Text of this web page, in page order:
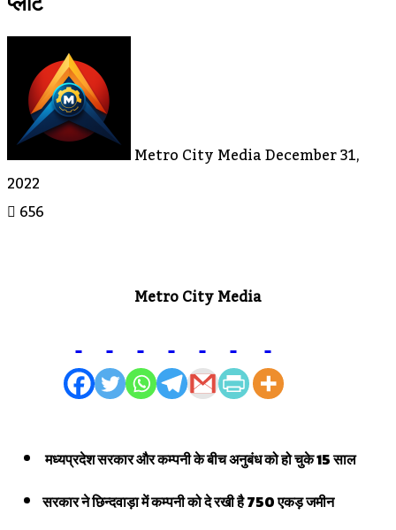
Metro City MediaDecember 31,
2022
656
Metro City Media
मध्यप्रदेश सरकार और कम्पनी के बीच अनुबंध को हो चुके 15 साल
सरकार ने छिन्दवाड़ा में कम्पनी को दे रखी है 750 एकड़ जमीन